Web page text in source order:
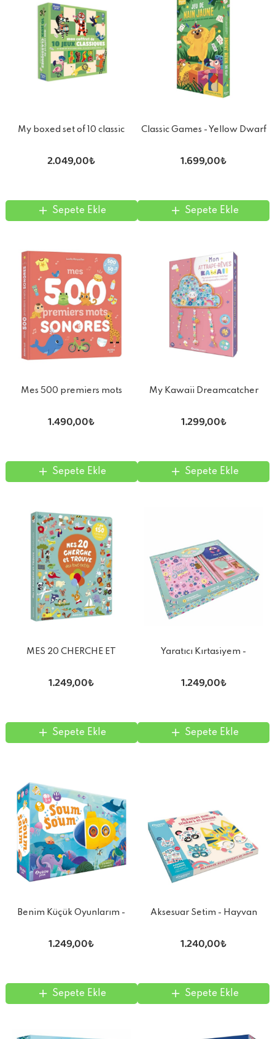
My boxed set of 10 classic
2.049,00₺
Sepete Ekle
Classic Games - Yellow Dwarf
1.699,00₺
Sepete Ekle
Mes 500 premiers mots
1.490,00₺
Sepete Ekle
My Kawaii Dreamcatcher
1.299,00₺
Sepete Ekle
MES 20 CHERCHE ET
1.249,00₺
Sepete Ekle
Yaratıcı Kırtasiyem -
1.249,00₺
Sepete Ekle
Benim Küçük Oyunlarım -
1.249,00₺
Sepete Ekle
Aksesuar Setim - Hayvan
1.240,00₺
Sepete Ekle